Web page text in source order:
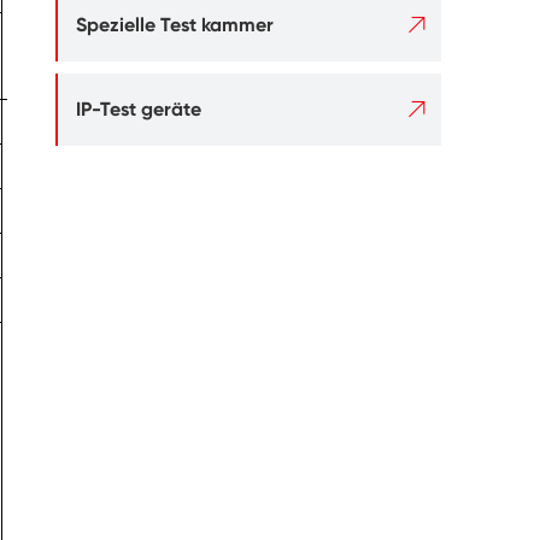
abstand
50mm
Spezielle Test kammer 
IP-Test geräte 